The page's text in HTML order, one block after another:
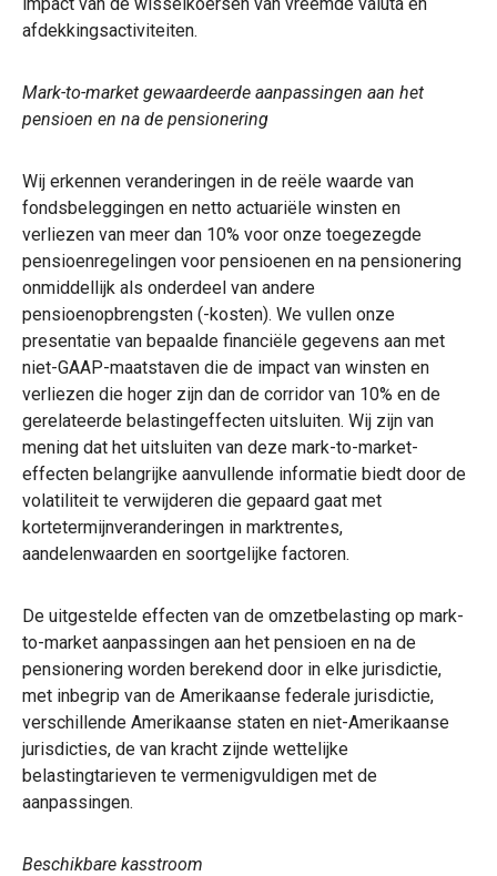
afdekkingsactiviteiten.
Mark-to-market gewaardeerde aanpassingen aan het
pensioen en na de pensionering
Wij erkennen veranderingen in de reële waarde van
fondsbeleggingen en netto actuariële winsten en
verliezen van meer dan 10% voor onze toegezegde
pensioenregelingen voor pensioenen en na pensionering
onmiddellijk als onderdeel van andere
pensioenopbrengsten (-kosten). We vullen onze
presentatie van bepaalde financiële gegevens aan met
niet-GAAP-maatstaven die de impact van winsten en
verliezen die hoger zijn dan de corridor van 10% en de
gerelateerde belastingeffecten uitsluiten. Wij zijn van
mening dat het uitsluiten van deze mark-to-market-
effecten belangrijke aanvullende informatie biedt door de
volatiliteit te verwijderen die gepaard gaat met
kortetermijnveranderingen in marktrentes,
aandelenwaarden en soortgelijke factoren.
De uitgestelde effecten van de omzetbelasting op mark-
to-market aanpassingen aan het pensioen en na de
pensionering worden berekend door in elke jurisdictie,
met inbegrip van de Amerikaanse federale jurisdictie,
verschillende Amerikaanse staten en niet-Amerikaanse
jurisdicties, de van kracht zijnde wettelijke
belastingtarieven te vermenigvuldigen met de
aanpassingen.
Beschikbare kasstroom